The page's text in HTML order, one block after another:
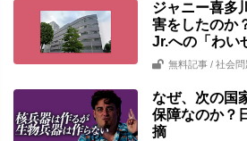
ジャニー喜多
害をしたのか
Jr.への「わい
無料記事 / 社会
なぜ、次の国
保障なのか？
摘